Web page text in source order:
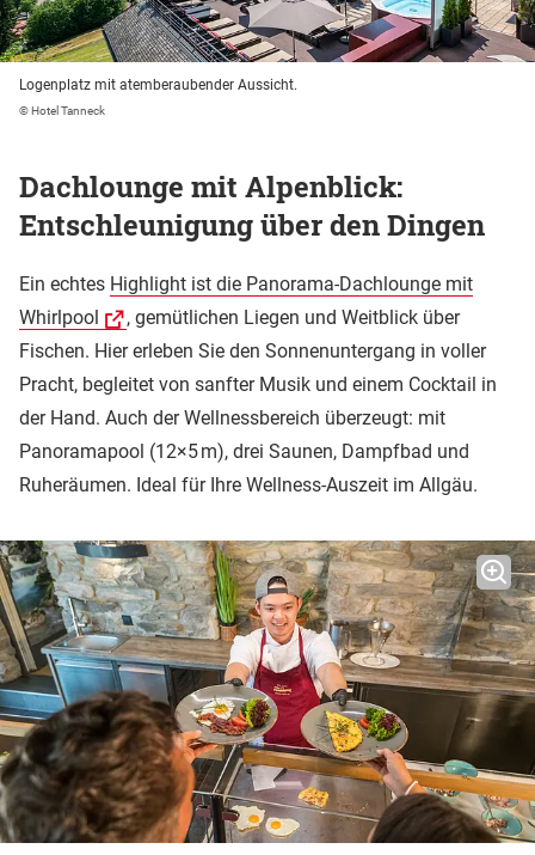
Logenplatz mit atemberaubender Aussicht.
© Hotel Tanneck
Dachlounge mit Alpenblick:
Entschleunigung über den Dingen
Ein echtes Highlight ist die Panorama-Dachlounge mit
Whirlpool
, gemütlichen Liegen und Weitblick über
Fischen. Hier erleben Sie den Sonnenuntergang in voller
Pracht, begleitet von sanfter Musik und einem Cocktail in
der Hand. Auch der Wellnessbereich überzeugt: mit
Panoramapool (12×5 m), drei Saunen, Dampfbad und
Ruheräumen. Ideal für Ihre Wellness-Auszeit im Allgäu.